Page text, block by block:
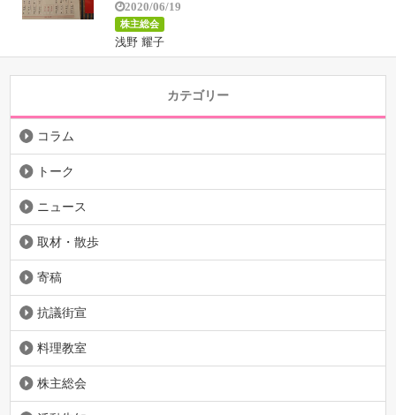
2020/06/19
株主総会
浅野 耀子
カテゴリー
コラム
トーク
ニュース
取材・散歩
寄稿
抗議街宣
料理教室
株主総会